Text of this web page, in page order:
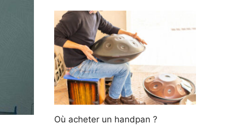
Où acheter un handpan ?